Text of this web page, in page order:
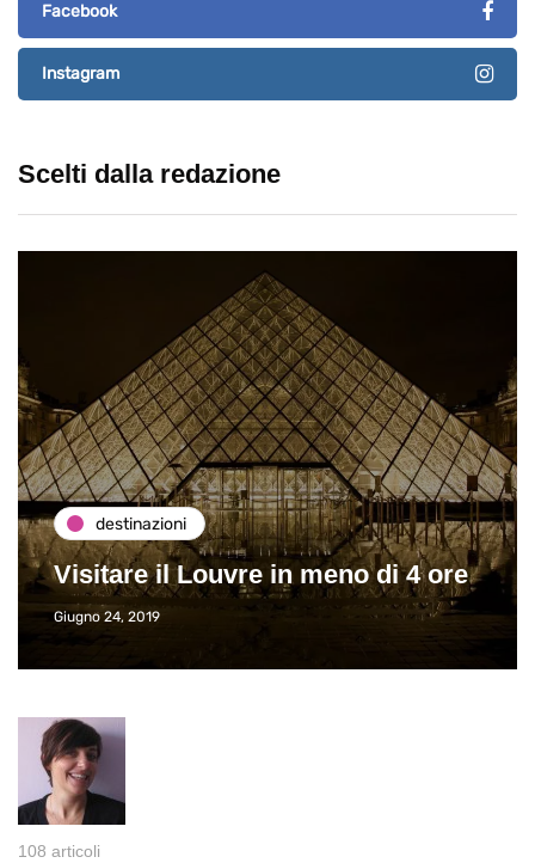
Facebook
Instagram
Scelti dalla redazione
destinazioni
Visitare il Louvre in meno di 4 ore
Giugno 24, 2019
108 articoli